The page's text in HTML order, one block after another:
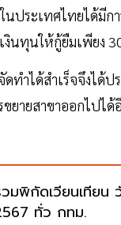
ประเทศไทยได้มี
นทุนให้กู้ยืมเพียง
ทำได้สำเร็จจึงไ
ายสาขาออกไปได้
มพิกัดเวียนเทียน
ทั่ว กทม.